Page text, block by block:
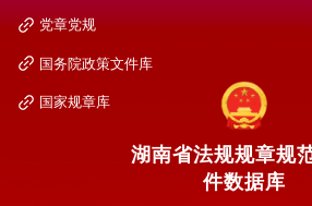
湖南省法规规章规
件数据库
党章党规
国务院政策文件库
国家规章库